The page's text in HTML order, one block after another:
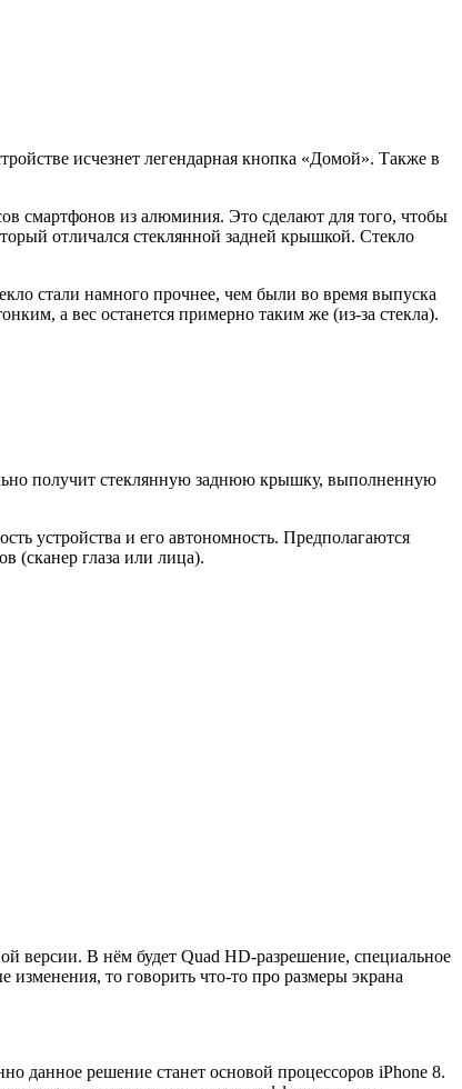
исчезнет легендарная кнопка «Домой». Также в
смартфонов из алюминия. Это сделают для того, чтобы
отличался стеклянной задней крышкой. Стекло
стали намного прочнее, чем были во время выпуска
а вес останется примерно таким же (из-за стекла).
получит стеклянную заднюю крышку, выполненную
устройства и его автономность. Предполагаются
(сканер глаза или лица).
версии. В нём будет Quad HD-разрешение, специальное
то говорить что-то про размеры экрана
данное решение станет основой процессоров iPhone 8.